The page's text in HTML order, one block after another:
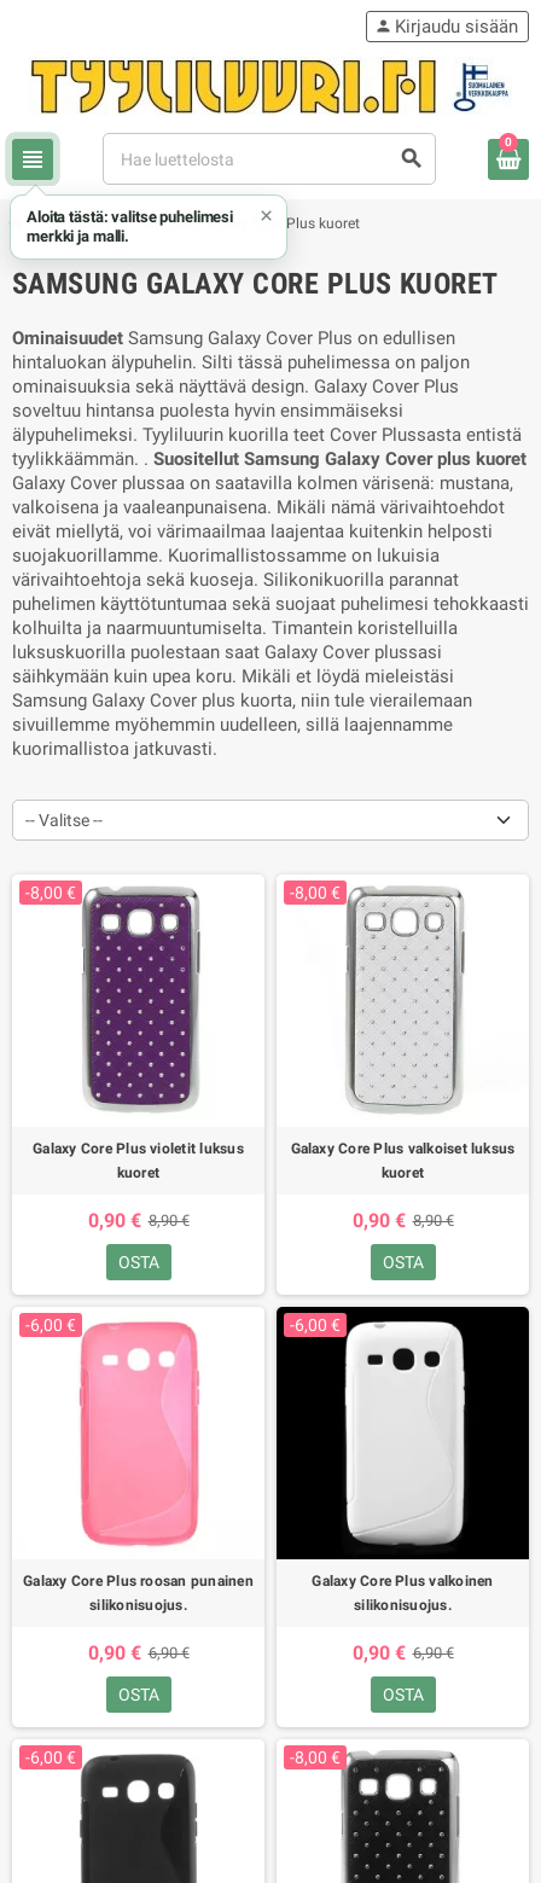
view_headline search
person Kirjaudu sisään
0
chevron_rightSamsung chevron_right Samsung Galaxy Core Plus kuoret
SAMSUNG GALAXY CORE PLUS KUORET
Ominaisuudet Samsung Galaxy Cover Plus on edullisen
hintaluokan älypuhelin. Silti tässä puhelimessa on paljon
ominaisuuksia sekä näyttävä design. Galaxy Cover Plus
soveltuu hintansa puolesta hyvin ensimmäiseksi
älypuhelimeksi. Tyyliluurin kuorilla teet Cover Plussasta entistä
tyylikkäämmän. . Suositellut Samsung Galaxy Cover plus kuoret
Galaxy Cover plussaa on saatavilla kolmen värisenä: mustana,
valkoisena ja vaaleanpunaisena. Mikäli nämä värivaihtoehdot
eivät miellytä, voi värimaailmaa laajentaa kuitenkin helposti
suojakuorillamme. Kuorimallistossamme on lukuisia
värivaihtoehtoja sekä kuoseja. Silikonikuorilla parannat
puhelimen käyttötuntumaa sekä suojaat puhelimesi tehokkaasti
kolhuilta ja naarmuuntumiselta. Timantein koristelluilla
luksuskuorilla puolestaan saat Galaxy Cover plussasi
säihkymään kuin upea koru. Mikäli et löydä mieleistäsi
Samsung Galaxy Cover plus kuorta, niin tule vierailemaan
sivuillemme myöhemmin uudelleen, sillä laajennamme
kuorimallistoa jatkuvasti.
-- Valitse --
-8,00 €
Galaxy Core Plus violetit luksus
kuoret
0,90 € 8,90 €
OSTA
-8,00 €
Galaxy Core Plus valkoiset luksus
kuoret
0,90 € 8,90 €
OSTA
-6,00 €
Galaxy Core Plus roosan punainen
silikonisuojus.
0,90 € 6,90 €
OSTA
-6,00 €
Galaxy Core Plus valkoinen
silikonisuojus.
0,90 € 6,90 €
OSTA
-6,00 € -8,00 €
Aloita tästä: valitse puhelimesi
merkki ja malli.
×